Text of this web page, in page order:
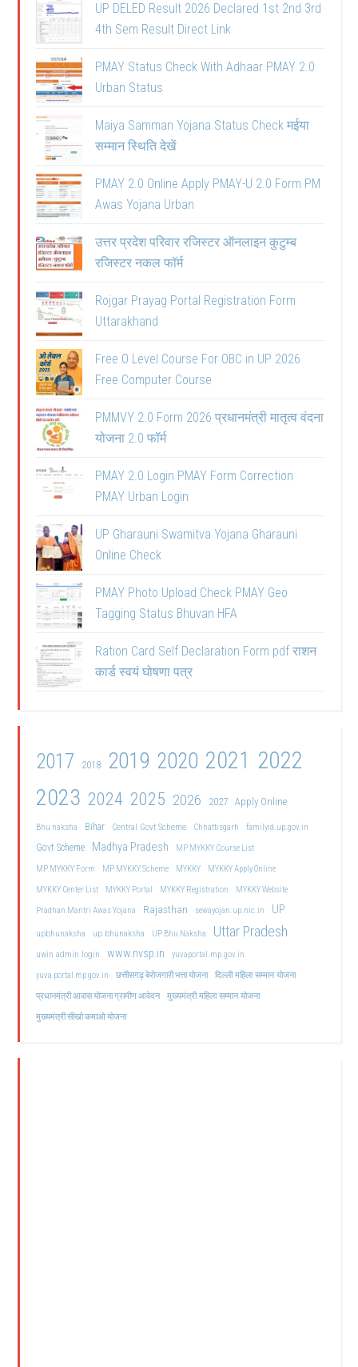
UP DELED Result 2026 Declared 1st 2nd 3rd
4th Sem Result Direct Link
PMAY Status Check With Adhaar PMAY 2.0
Urban Status
Maiya Samman Yojana Status Check मईया
सम्मान स्थिति देखें
PMAY 2.0 Online Apply PMAY-U 2.0 Form PM
Awas Yojana Urban
उत्तर प्रदेश परिवार रजिस्टर ऑनलाइन कुटुम्ब
रजिस्टर नकल फॉर्म
Rojgar Prayag Portal Registration Form
Uttarakhand
Free O Level Course For OBC in UP 2026
Free Computer Course
PMMVY 2.0 Form 2026 प्रधानमंत्री मातृत्व वंदना
योजना 2.0 फॉर्म
PMAY 2.0 Login PMAY Form Correction
PMAY Urban Login
UP Gharauni Swamitva Yojana Gharauni
Online Check
PMAY Photo Upload Check PMAY Geo
Tagging Status Bhuvan HFA
Ration Card Self Declaration Form pdf राशन
कार्ड स्वयं घोषणा पत्र
2017 2018 2019 2020 2021 2022
2023 2024 2025 2026 2027 Apply Online
Bhu naksha Bihar Central Govt Scheme Chhattisgarh familyid.up.gov.in
Govt Scheme Madhya Pradesh
MP MYKKY Course List
MP MYKKY Form
MP MYKKY Scheme MYKKY
MYKKY Apply Online
MYKKY Center List
MYKKY Portal MYKKY Registration
MYKKY Website
Pradhan Mantri Awas Yojana
Rajasthan sewayojan.up.nic.in UP
upbhunaksha up bhunaksha UP Bhu Naksha Uttar Pradesh
uwin admin login www.nvsp.in
yuvaportal.mp.gov.in
yuva portal mp gov.in
छत्तीसगढ़ बेरोजगारी भत्ता योजना दिल्ली महिला सम्मान योजना
प्रधानमंत्री आवास योजना ग्रामीण आवेदन मुख्यमंत्री महिला सम्मान योजना
मुख्यमंत्री सीखो कमाओ योजना